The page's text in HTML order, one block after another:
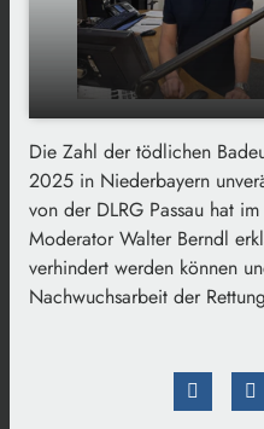
play_arrow DLRG Passau
können
00:00
Die Zahl der tödlichen
2025 in Niederbayern
von der DLRG Passau hat
Moderator Walter Berndl
verhindert werden können
Nachwuchsarbeit der